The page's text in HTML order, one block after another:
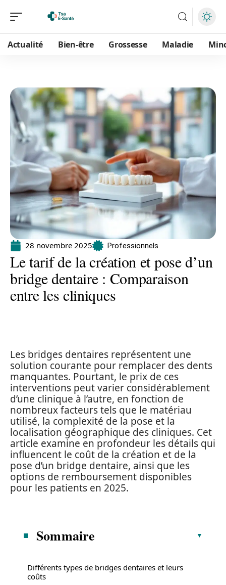
Actualité Bien-être Grossesse Maladie
28 novembre 2025 Professionnels
Le tarif de la création et pose d’un
bridge dentaire : Comparaison
entre les cliniques
Les bridges dentaires représentent une
solution courante pour remplacer des dents
manquantes. Pourtant, le prix de ces
interventions peut varier considérablement
d’une clinique à l’autre, en fonction de
nombreux facteurs tels que le matériau
utilisé, la complexité de la pose et la
localisation géographique des cliniques. Cet
article examine en profondeur les détails qui
influencent le coût de la création et de la
pose d’un bridge dentaire, ainsi que les
options de remboursement disponibles
pour les patients en 2025.
Sommaire
Différents types de bridges dentaires et leurs
coûts